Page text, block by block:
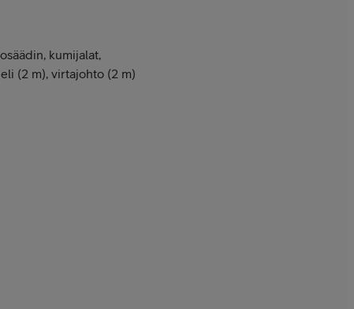
kumijalat,
(2 m), virtajohto (2 m)